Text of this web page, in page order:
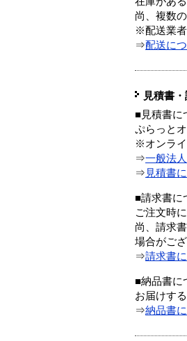
尚、複数
※配送業者
⇒配送に
見積書
■見積書に
ぷらっと
※オンライ
⇒一般法
⇒ 見積書
■請求書に
ご注文時
尚、請求
場合がござ
⇒請求書
■納品書に
お届けす
⇒納品書